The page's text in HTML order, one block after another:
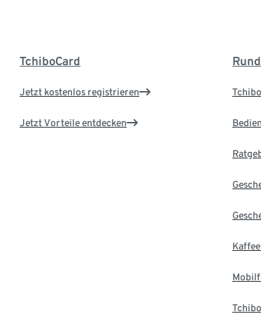
TchiboCard
Jetzt kostenlos registrieren
Jetzt Vorteile entdecken